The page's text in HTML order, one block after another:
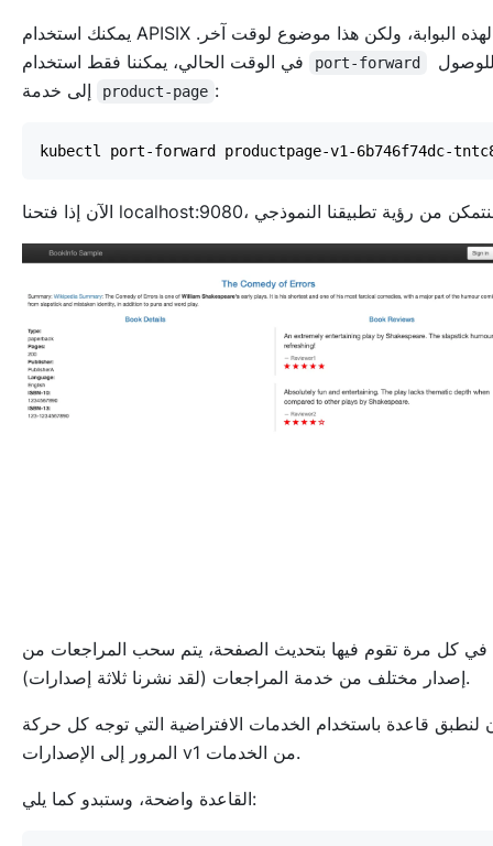
يمكنك استخدام APISIX لهذه البوابة، ولكن هذا موضوع لوقت آخر.
port-forward
product-page :
kubectl port-forward productpage-v1-6b746f74dc-
في كل مرة تقوم فيها بتحديث الصفحة، يتم سحب المراجعات من
إصدار مختلف من خدمة المراجعات (لقد نشرنا ثلاثة إصدارات).
لنطبق قاعدة باستخدام الخدمات الافتراضية التي توجه كل حركة
المرور إلى الإصدارات v1 من الخدمات.
القاعدة واضحة، وستبدو كما يلي: